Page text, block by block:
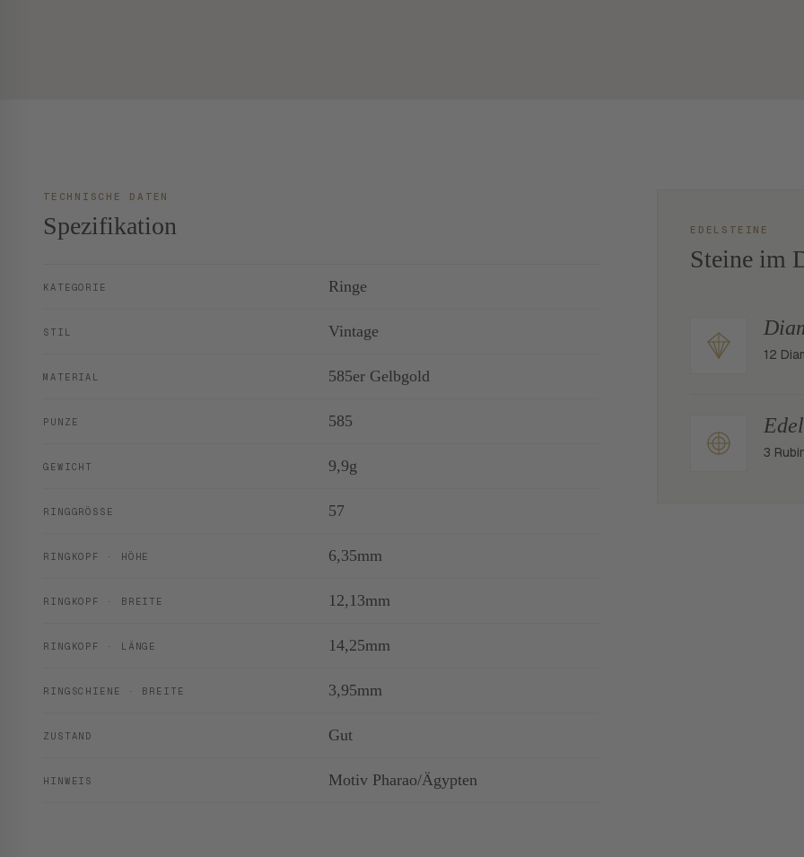
TECHNISCHE DATEN
Spezifikation
KATEGORIE Ringe
STIL Vintage
MATERIAL 585er Gelbgold
PUNZE 585
GEWICHT 9,9g
RINGGRÖSSE 57
RINGKOPF · HÖHE 6,35mm
RINGKOPF · BREITE 12,13mm
RINGKOPF · LÄNGE 14,25mm
RINGSCHIENE · BREITE 3,95mm
ZUSTAND Gut
HINWEIS Motiv Pharao/Ägypten
EDELSTEINE
Steine im
12
3